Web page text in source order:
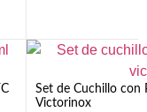
Set de Cuchillo con
Victorinox